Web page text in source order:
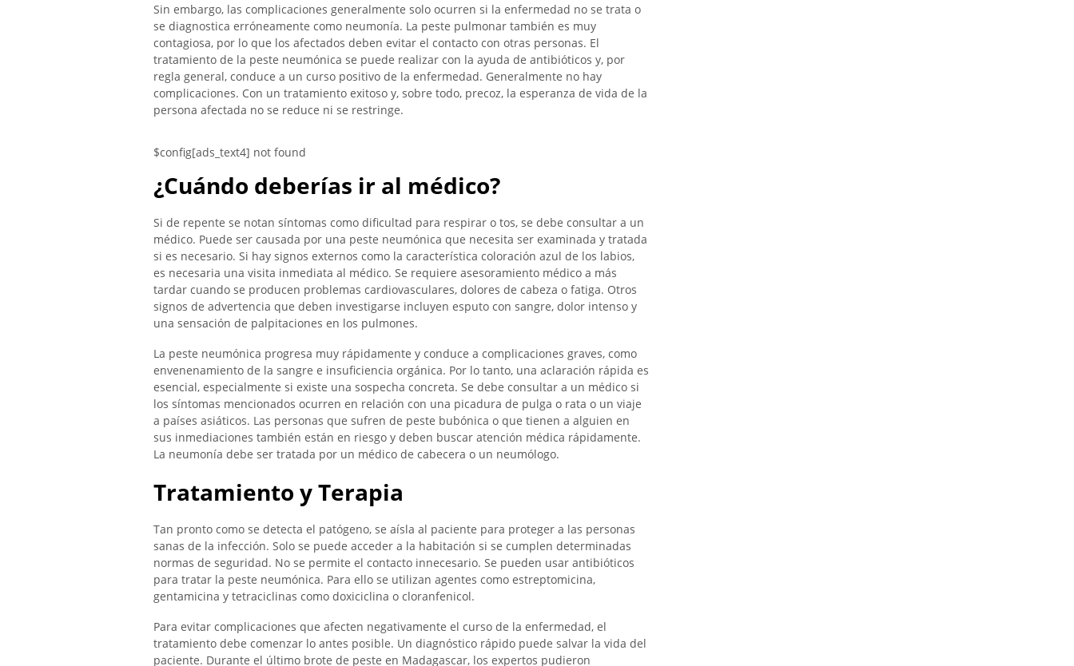
Sin embargo, las complicaciones generalmente solo ocurren si la enfermedad no se trata o
se diagnostica erróneamente como neumonía. La peste pulmonar también es muy
contagiosa, por lo que los afectados deben evitar el contacto con otras personas. El
tratamiento de la peste neumónica se puede realizar con la ayuda de antibióticos y, por
regla general, conduce a un curso positivo de la enfermedad. Generalmente no hay
complicaciones. Con un tratamiento exitoso y, sobre todo, precoz, la esperanza de vida de la
persona afectada no se reduce ni se restringe.
$config[ads_text4] not found
¿Cuándo deberías ir al médico?
Si de repente se notan síntomas como dificultad para respirar o tos, se debe consultar a un
médico. Puede ser causada por una peste neumónica que necesita ser examinada y tratada
si es necesario. Si hay signos externos como la característica coloración azul de los labios,
es necesaria una visita inmediata al médico. Se requiere asesoramiento médico a más
tardar cuando se producen problemas cardiovasculares, dolores de cabeza o fatiga. Otros
signos de advertencia que deben investigarse incluyen esputo con sangre, dolor intenso y
una sensación de palpitaciones en los pulmones.
La peste neumónica progresa muy rápidamente y conduce a complicaciones graves, como
envenenamiento de la sangre e insuficiencia orgánica. Por lo tanto, una aclaración rápida es
esencial, especialmente si existe una sospecha concreta. Se debe consultar a un médico si
los síntomas mencionados ocurren en relación con una picadura de pulga o rata o un viaje
a países asiáticos. Las personas que sufren de peste bubónica o que tienen a alguien en
sus inmediaciones también están en riesgo y deben buscar atención médica rápidamente.
La neumonía debe ser tratada por un médico de cabecera o un neumólogo.
Tratamiento y Terapia
Tan pronto como se detecta el patógeno, se aísla al paciente para proteger a las personas
sanas de la infección. Solo se puede acceder a la habitación si se cumplen determinadas
normas de seguridad. No se permite el contacto innecesario. Se pueden usar antibióticos
para tratar la peste neumónica. Para ello se utilizan agentes como estreptomicina,
gentamicina y tetraciclinas como doxiciclina o cloranfenicol.
Para evitar complicaciones que afecten negativamente el curso de la enfermedad, el
tratamiento debe comenzar lo antes posible. Un diagnóstico rápido puede salvar la vida del
paciente. Durante el último brote de peste en Madagascar, los expertos pudieron